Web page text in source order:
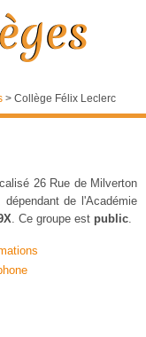
> Collège Félix Leclerc
26 Rue de Milverton
dépendant de l'Académie
. Ce groupe est public.